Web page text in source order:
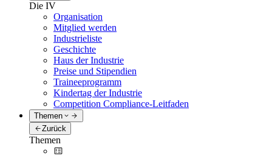
Die IV
Organisation
Mitglied werden
Industrieliste
Geschichte
Haus der Industrie
Preise und Stipendien
Traineeprogramm
Kindertag der Industrie
Competition Compliance-Leitfaden
Themen
Zurück
Themen